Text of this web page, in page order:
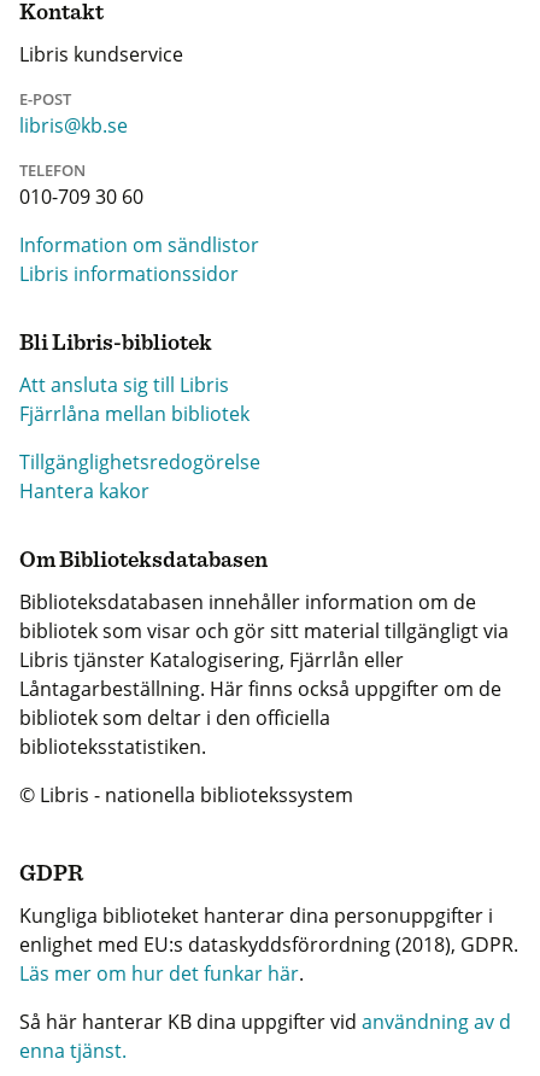
Kontakt
Libris kundservice
E-POST
libris@kb.se
TELEFON
010-709 30 60
Information om sändlistor
Libris informationssidor
Bli Libris-bibliotek
Att ansluta sig till Libris
Fjärrlåna mellan bibliotek
Tillgänglighetsredogörelse
Hantera kakor
Om Biblioteksdatabasen
Biblioteksdatabasen innehåller information om de
bibliotek som visar och gör sitt material tillgängligt via
Libris tjänster Katalogisering, Fjärrlån eller
Låntagarbeställning. Här finns också uppgifter om de
bibliotek som deltar i den officiella
biblioteksstatistiken.
© Libris - nationella bibliotekssystem
GDPR
Kungliga biblioteket hanterar dina personuppgifter i
enlighet med EU:s dataskyddsförordning (2018), GDPR.
Läs mer om hur det funkar här.
Så här hanterar KB dina uppgifter vid användning av d
enna tjänst.